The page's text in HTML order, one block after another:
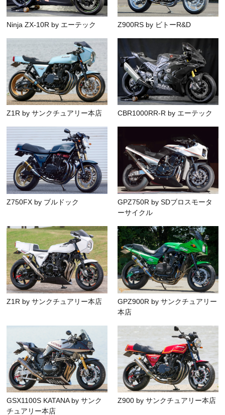
Ninja ZX-10R by エーテック Z900RS by ビトーR&D
Z1R by サンクチュアリー本店 CBR1000RR-R by エーテック
Z750FX by ブルドック
GPZ750R by SDブロスモータ
ーサイクル
Z1R by サンクチュアリー本店
GPZ900R by サンクチュアリー
本店
GSX1100S KATANA by サンク
チュアリー本店
Z900 by サンクチュアリー本店